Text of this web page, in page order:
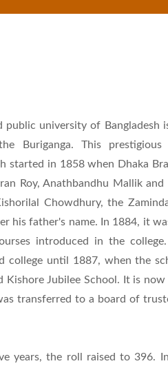
public university of Bangladesh
This prestigious
in 1858 when Dhaka
Roy, Anathbandhu Mallik and
Chowdhury, the
his father's name. In 1884, it
introduced in the
college until 1887, when the
Jubilee School. It is
transferred to a board of
years, the roll raised to 396.